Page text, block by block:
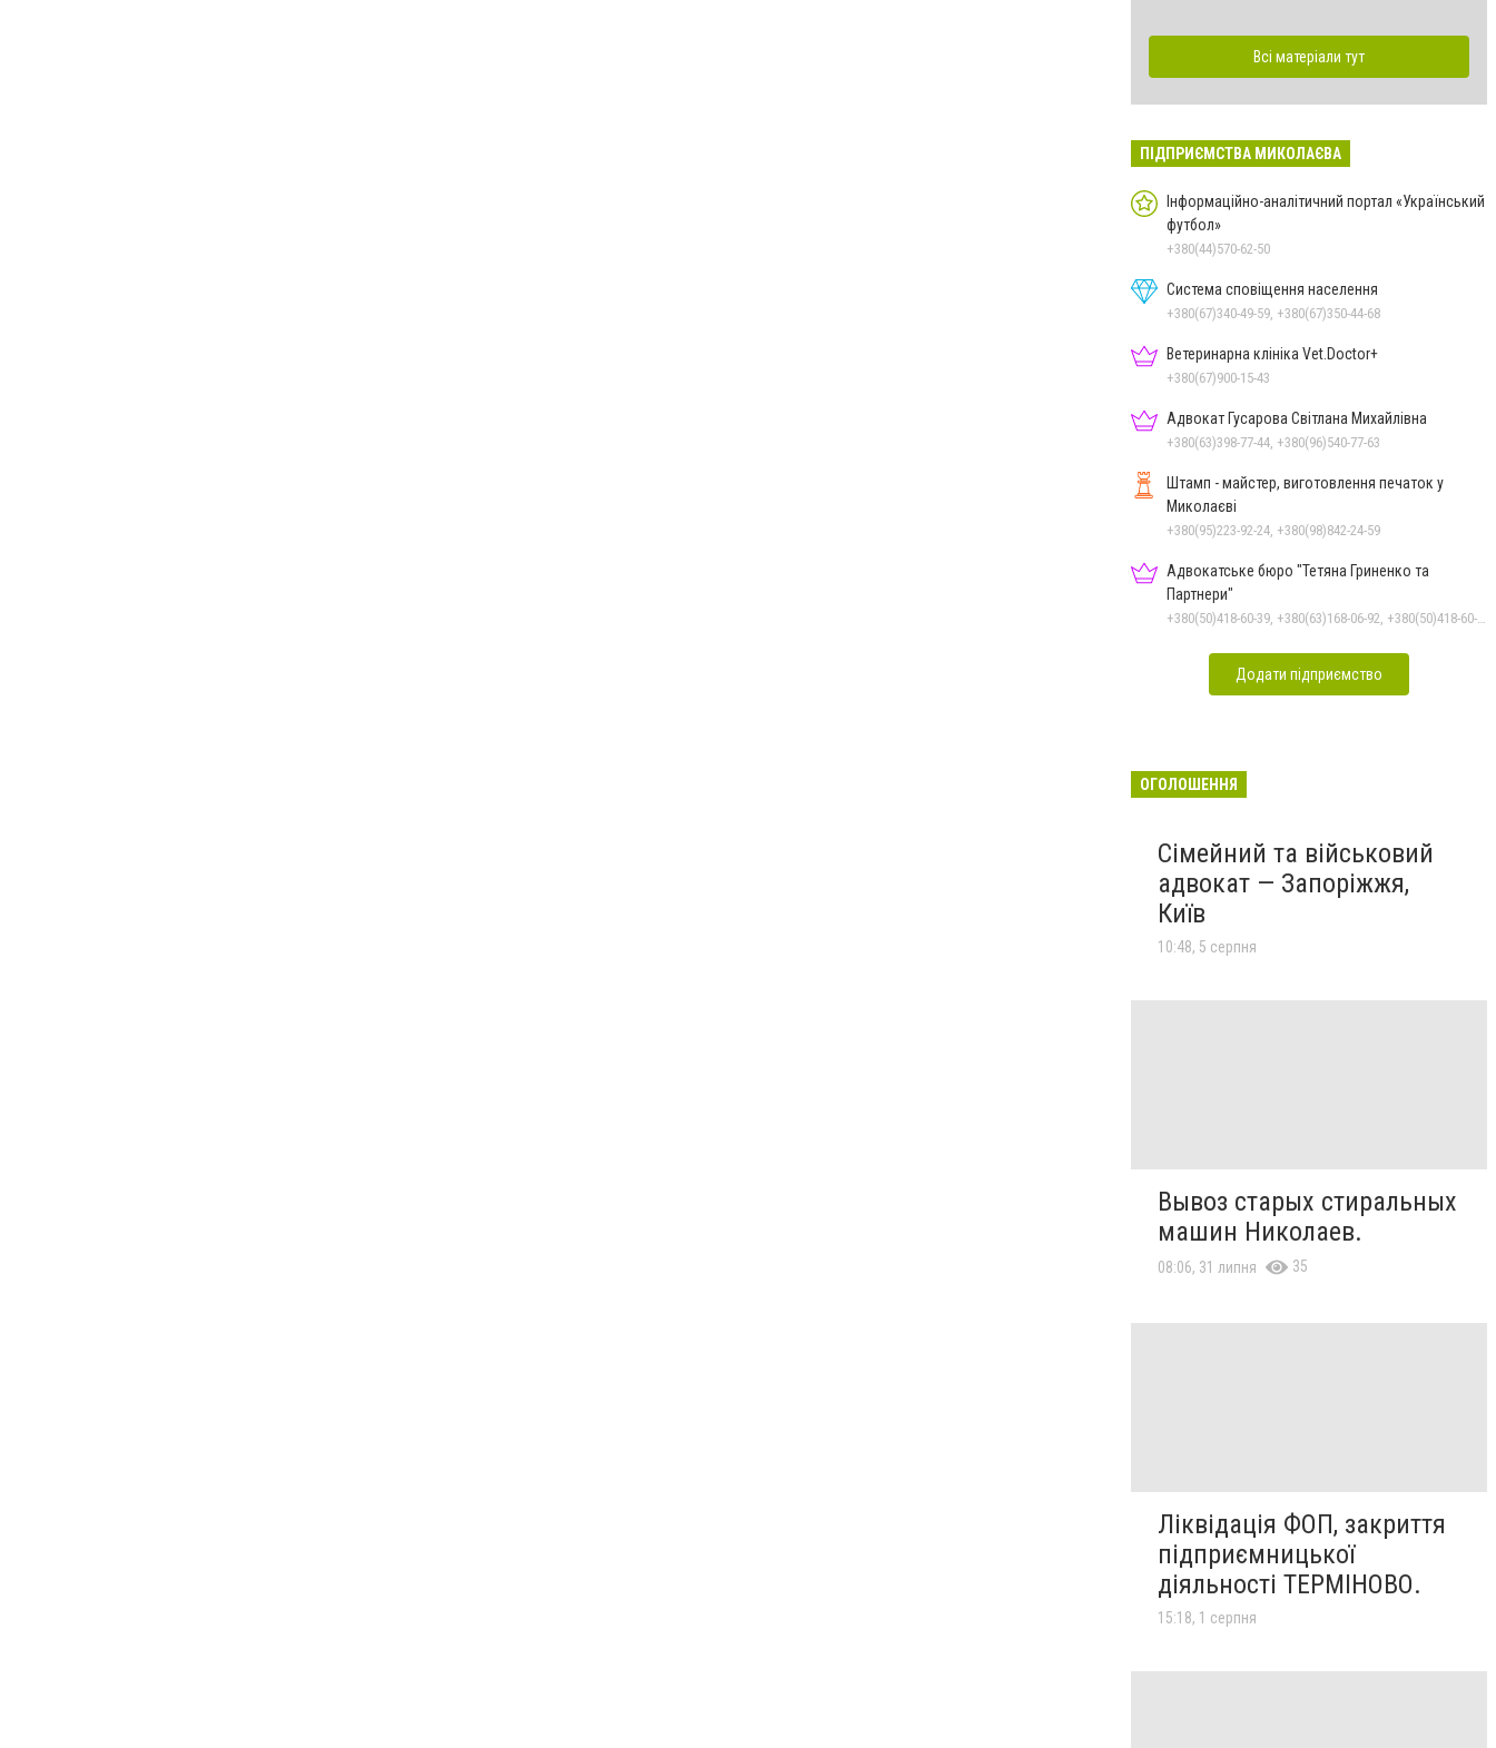
Всі матеріали тут
ПІДПРИЄМСТВА МИКОЛАЄВА
Інформаційно-аналітичний портал «Український
футбол»
+380(44)570-62-50
Система сповіщення населення
+380(67)340-49-59, +380(67)350-44-68
Ветеринарна клініка Vet.Doctor+
+380(67)900-15-43
Адвокат Гусарова Світлана Михайлівна
+380(63)398-77-44, +380(96)540-77-63
Штамп - майстер, виготовлення печаток у
Миколаєві
+380(95)223-92-24, +380(98)842-24-59
Адвокатське бюро "Тетяна Гриненко та
Партнери"
Додати підприємство
ОГОЛОШЕННЯ
Сімейний та військовий
адвокат — Запоріжжя,
Київ
10:48, 5 серпня
Вывоз старых стиральных
машин Николаев.
08:06, 31 липня 35
Ліквідація ФОП, закриття
підприємницької
діяльності ТЕРМІНОВО.
15:18, 1 серпня